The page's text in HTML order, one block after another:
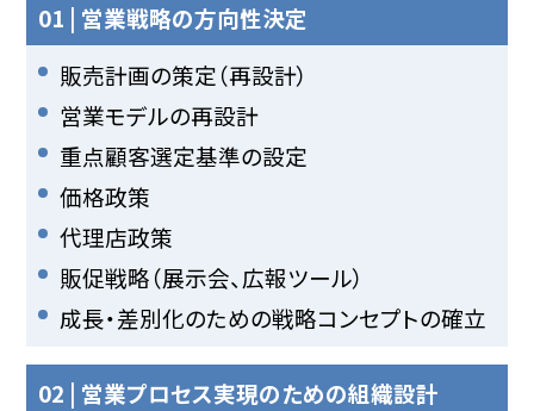
01 | 営業戦略の方向性決定
販売計画の策定（再設計）
営業モデルの再設計
重点顧客選定基準の設定
価格政策
代理店政策
販促戦略（展示会、広報ツール）
成長・差別化のための戦略コンセプトの確立
02 | 営業プロセス実現のための組織設計